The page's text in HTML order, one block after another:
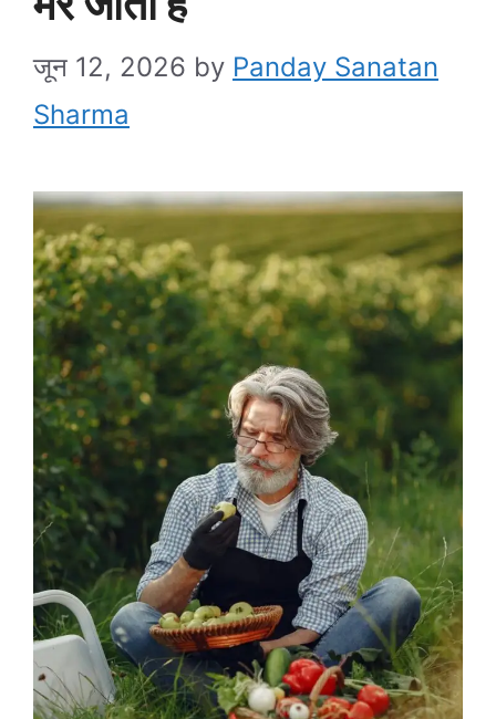
जून 12, 2026 by Panday Sanatan
Sharma